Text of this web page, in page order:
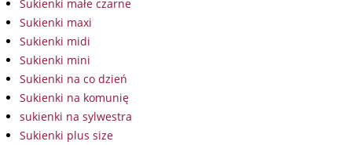
Sukienki małe czarne
Sukienki maxi
Sukienki midi
Sukienki mini
Sukienki na co dzień
Sukienki na komunię
sukienki na sylwestra
Sukienki plus size